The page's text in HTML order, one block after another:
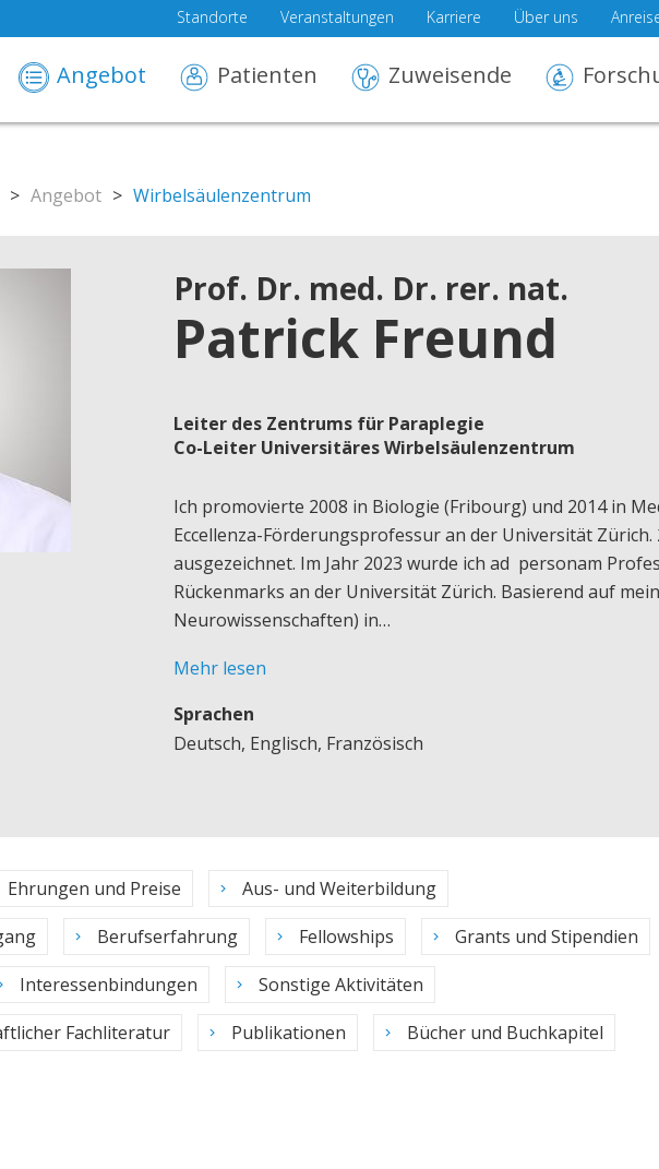
Standorte Veranstaltungen Karriere Über uns
Angebot Patienten Zuweisende
> Angebot > Wirbelsäulenzentrum
Prof. Dr. med. Dr. rer. nat.
Patrick Freund
Leiter des Zentrums für Paraplegie
Co-Leiter Universitäres Wirbelsäulenzentrum
Ich promovierte 2008 in Biologie (Fribourg) und 2014 in
Eccellenza-Förderungsprofessur an der Universität
ausgezeichnet. Im Jahr 2023 wurde ich ad personam
Rückenmarks an der Universität Zürich. Basierend auf
Neurowissenschaften) in…
Mehr lesen
Sprachen
Deutsch, Englisch, Französisch
Ehrungen und Preise
Aus- und Weiterbildung
Berufserfahrung Fellowships
Grants und Stipendien
Interessenbindungen
Sonstige Aktivitäten
Fachliteratur
Publikationen Bücher und Buchkapitel